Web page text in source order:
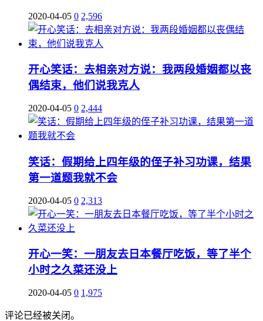
2020-04-05 0 2,596
开心笑话：去相亲对方说：我两段婚姻都以丧
偶结束，他们说我克人
2020-04-05 0 2,444
笑话：假期给上四年级的侄子补习功课，结果
第一道题我就不会
2020-04-05 0 2,313
开心一笑：一朋友去日本餐厅吃饭，等了半个
小时之久菜还没上
2020-04-05 0 1,975
评论已经被关闭。